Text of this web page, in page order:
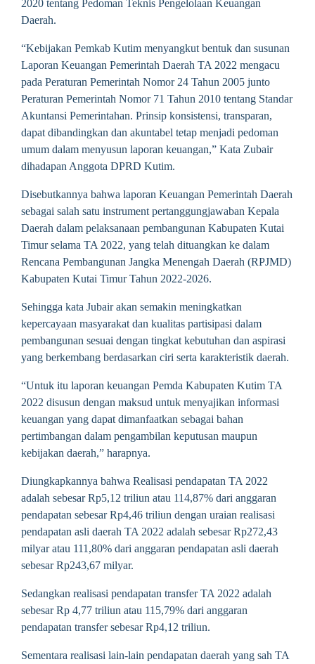
2020 tentang Pedoman Teknis Pengelolaan Keuangan
Daerah.
“Kebijakan Pemkab Kutim menyangkut bentuk dan susunan
Laporan Keuangan Pemerintah Daerah TA 2022 mengacu
pada Peraturan Pemerintah Nomor 24 Tahun 2005 junto
Peraturan Pemerintah Nomor 71 Tahun 2010 tentang Standar
Akuntansi Pemerintahan. Prinsip konsistensi, transparan,
dapat dibandingkan dan akuntabel tetap menjadi pedoman
umum dalam menyusun laporan keuangan,” Kata Zubair
dihadapan Anggota DPRD Kutim.
Disebutkannya bahwa laporan Keuangan Pemerintah Daerah
sebagai salah satu instrument pertanggungjawaban Kepala
Daerah dalam pelaksanaan pembangunan Kabupaten Kutai
Timur selama TA 2022, yang telah dituangkan ke dalam
Rencana Pembangunan Jangka Menengah Daerah (RPJMD)
Kabupaten Kutai Timur Tahun 2022-2026.
Sehingga kata Jubair akan semakin meningkatkan
kepercayaan masyarakat dan kualitas partisipasi dalam
pembangunan sesuai dengan tingkat kebutuhan dan aspirasi
yang berkembang berdasarkan ciri serta karakteristik daerah.
“Untuk itu laporan keuangan Pemda Kabupaten Kutim TA
2022 disusun dengan maksud untuk menyajikan informasi
keuangan yang dapat dimanfaatkan sebagai bahan
pertimbangan dalam pengambilan keputusan maupun
kebijakan daerah,” harapnya.
Diungkapkannya bahwa Realisasi pendapatan TA 2022
adalah sebesar Rp5,12 triliun atau 114,87% dari anggaran
pendapatan sebesar Rp4,46 triliun dengan uraian realisasi
pendapatan asli daerah TA 2022 adalah sebesar Rp272,43
milyar atau 111,80% dari anggaran pendapatan asli daerah
sebesar Rp243,67 milyar.
Sedangkan realisasi pendapatan transfer TA 2022 adalah
sebesar Rp 4,77 triliun atau 115,79% dari anggaran
pendapatan transfer sebesar Rp4,12 triliun.
Sementara realisasi lain-lain pendapatan daerah yang sah TA